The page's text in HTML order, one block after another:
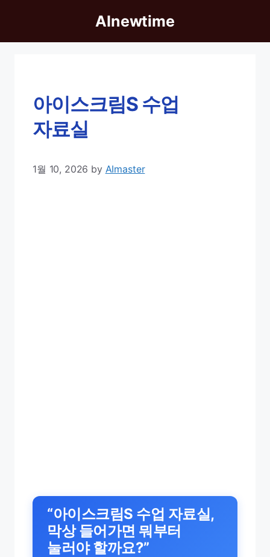
content
AInewtime
아이스크림S 수업
자료실
1월 10, 2026 by AImaster
“아이스크림S 수업 자료실,
막상 들어가면 뭐부터
눌러야 할까요?”